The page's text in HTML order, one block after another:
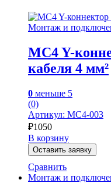
Монтаж и
MC4 Y-
кабеля 4 мм²
0 меньше 5
(0)
Артикул: MC4-003
₽1050
В корзину
Оставить заявку
Сравнить
Монтаж и